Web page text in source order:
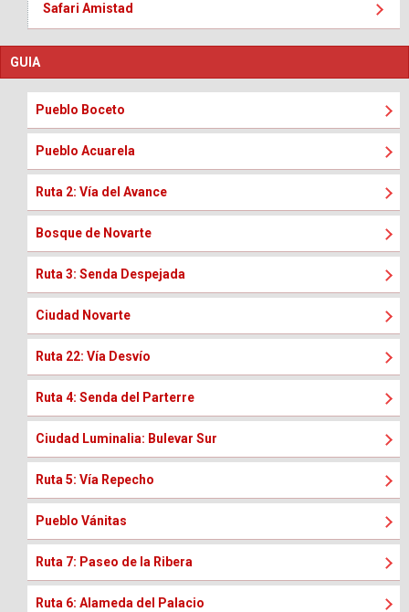
Safari Amistad
GUIA
Pueblo Boceto
Pueblo Acuarela
Ruta 2: Vía del Avance
Bosque de Novarte
Ruta 3: Senda Despejada
Ciudad Novarte
Ruta 22: Vía Desvío
Ruta 4: Senda del Parterre
Ciudad Luminalia: Bulevar Sur
Ruta 5: Vía Repecho
Pueblo Vánitas
Ruta 7: Paseo de la Ribera
Ruta 6: Alameda del Palacio